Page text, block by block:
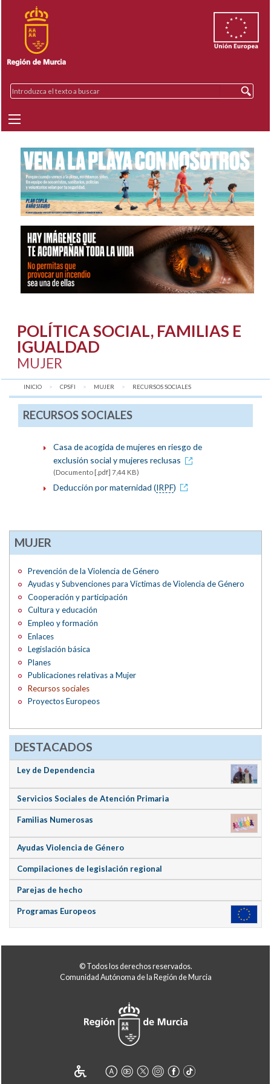
POLÍTICA SOCIAL, FAMILIAS E
IGUALDAD
MUJER
INICIO CPSFI MUJER AQUÍ:
RECURSOS SOCIALES
RECURSOS SOCIALES
Casa de acogida de mujeres en riesgo de
exclusión social y mujeres reclusas
(Documento [.pdf] 7,44 KB)
Deducción por maternidad (IRPF)
MUJER
Prevención de la Violencia de Género
Ayudas y Subvenciones para Víctimas de Violencia de Género
Cooperación y participación
Cultura y educación
Empleo y formación
Enlaces
Legislación básica
Planes
Publicaciones relativas a Mujer
Recursos sociales
Proyectos Europeos
DESTACADOS
Ley de Dependencia
Servicios Sociales de Atención Primaria
Familias Numerosas
Ayudas Violencia de Género
Compilaciones de legislación regional
Parejas de hecho
Programas Europeos
© Todos los derechos reservados.
Comunidad Autónoma de la Región de Murcia